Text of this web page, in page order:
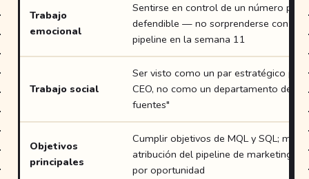
Trabajo
emocional
Sentirse en control de un número
defendible — no sorprenderse con un
pipeline en la semana 11
Trabajo social
Ser visto como un par estratégico por
CEO, no como un departamento de
fuentes"
Objetivos
principales
Cumplir objetivos de MQL y SQL;
atribución del pipeline de marketing;
por oportunidad